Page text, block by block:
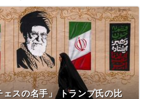
ェスの名手」 トランプ氏の比